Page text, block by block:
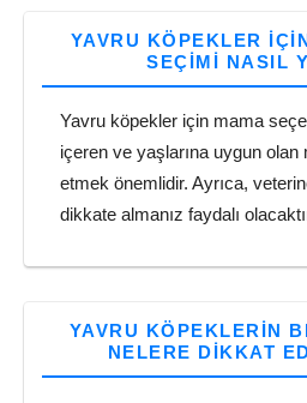
YAVRU KÖPEKLER
SEÇIMI NASIL
Yavru köpekler için mama
içeren ve yaşlarına uygun olan
etmek önemlidir. Ayrıca,
dikkate almanız faydalı
YAVRU KÖPEKLERIN
NELERE DIKKAT